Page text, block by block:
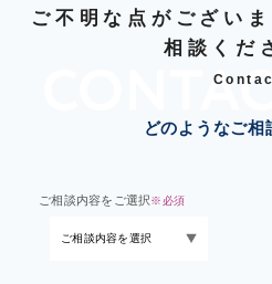
ご不明な点がござい
相談くだ
どのようなご相
ご相談内容をご選択※必須